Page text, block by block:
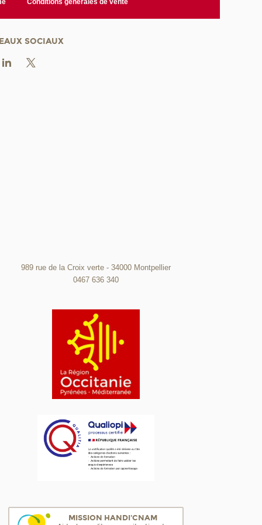
Conditions générales de vente
SOCIAUX
989 rue de la Croix verte - 34000 Montpellier
0467 636 340
MISSION HANDI'CNAM